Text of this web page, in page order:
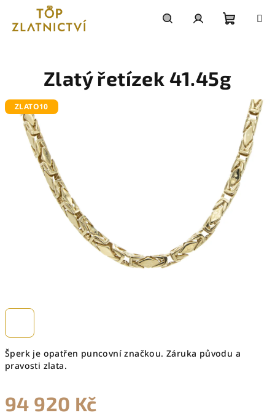
obsah
košík
Šperk je opatřen puncovní značkou. Záruka původu a
pravosti zlata.
94 920 Kč
Zlatý řetízek 41.45g
ZLATO10